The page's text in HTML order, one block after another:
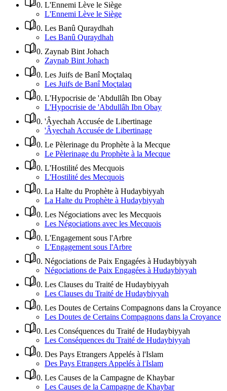
0. L'Ennemi Lève le Siège
L'Ennemi Lève le Siège
0. Les Banû Quraydhah
Les Banû Quraydhah
0. Zaynab Bint Johach
Zaynab Bint Johach
0. Les Juifs de Banî Moçtalaq
Les Juifs de Banî Moçtalaq
0. L'Hypocrisie de 'Abdullâh Ibn Obay
L'Hypocrisie de 'Abdullâh Ibn Obay
0. 'Âyechah Accusée de Libertinage
'Âyechah Accusée de Libertinage
0. Le Pèlerinage du Prophète à la Mecque
Le Pèlerinage du Prophète à la Mecque
0. L'Hostilité des Mecquois
L'Hostilité des Mecquois
0. La Halte du Prophète à Hudaybiyyah
La Halte du Prophète à Hudaybiyyah
0. Les Négociations avec les Mecquois
Les Négociations avec les Mecquois
0. L'Engagement sous l'Arbre
L'Engagement sous l'Arbre
0. Négociations de Paix Engagées à Hudaybiyyah
Négociations de Paix Engagées à Hudaybiyyah
0. Les Clauses du Traité de Hudaybiyyah
Les Clauses du Traité de Hudaybiyyah
0. Les Doutes de Certains Compagnons dans la Croyance
Les Doutes de Certains Compagnons dans la Croyance
0. Les Conséquences du Traité de Hudaybiyyah
Les Conséquences du Traité de Hudaybiyyah
0. Des Pays Etrangers Appelés à l'Islam
Des Pays Etrangers Appelés à l'Islam
0. Les Causes de la Campagne de Khaybar
Les Causes de la Campagne de Khaybar